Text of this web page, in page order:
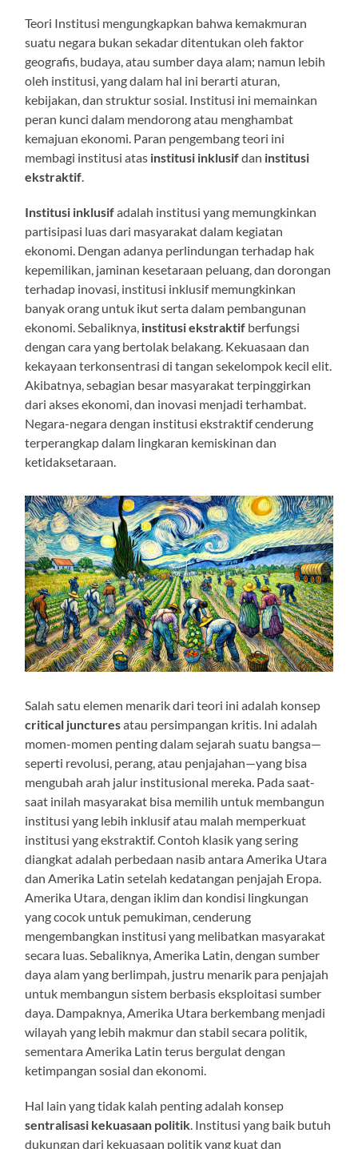
Teori Institusi mengungkapkan bahwa kemakmuran
suatu negara bukan sekadar ditentukan oleh faktor
geografis, budaya, atau sumber daya alam; namun lebih
oleh institusi, yang dalam hal ini berarti aturan,
kebijakan, dan struktur sosial. Institusi ini memainkan
peran kunci dalam mendorong atau menghambat
kemajuan ekonomi. Paran pengembang teori ini
membagi institusi atas institusi inklusifdan institusi
ekstraktif
Institusi inklusifadalah institusi yang memungkinkan
partisipasi luas dari masyarakat dalam kegiatan
ekonomi. Dengan adanya perlindungan terhadap hak
kepemilikan, jaminan kesetaraan peluang, dan dorongan
terhadap inovasi, institusi inklusif memungkinkan
banyak orang untuk ikut serta dalam pembangunan
ekonomi. Sebaliknya, institusi ekstraktif berfungsi
dengan cara yang bertolak belakang. Kekuasaan dan
kekayaan terkonsentrasi di tangan sekelompok kecil elit.
Akibatnya, sebagian besar masyarakat terpinggirkan
dari akses ekonomi, dan inovasi menjadi terhambat.
Negara-negara dengan institusi ekstraktif cenderung
terperangkap dalam lingkaran kemiskinan dan
ketidaksetaraan.
Salah satu elemen menarik dari teori ini adalah konsep
critical juncturesatau persimpangan kritis. Ini adalah
momen-momen penting dalam sejarah suatu bangsa—
seperti revolusi, perang, atau penjajahan—yang bisa
mengubah arah jalur institusional mereka. Pada saat-
saat inilah masyarakat bisa memilih untuk membangun
institusi yang lebih inklusif atau malah memperkuat
institusi yang ekstraktif. Contoh klasik yang sering
diangkat adalah perbedaan nasib antara Amerika Utara
dan Amerika Latin setelah kedatangan penjajah Eropa.
Amerika Utara, dengan iklim dan kondisi lingkungan
yang cocok untuk pemukiman, cenderung
mengembangkan institusi yang melibatkan masyarakat
secara luas. Sebaliknya, Amerika Latin, dengan sumber
daya alam yang berlimpah, justru menarik para penjajah
untuk membangun sistem berbasis eksploitasi sumber
daya. Dampaknya, Amerika Utara berkembang menjadi
wilayah yang lebih makmur dan stabil secara politik,
sementara Amerika Latin terus bergulat dengan
ketimpangan sosial dan ekonomi.
Hal lain yang tidak kalah penting adalah konsep
sentralisasi kekuasaan politik . Institusi yang baik butuh
dukungan dari kekuasaan politik yang kuat dan